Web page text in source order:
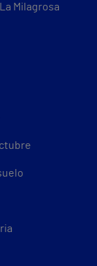
Milagrosa